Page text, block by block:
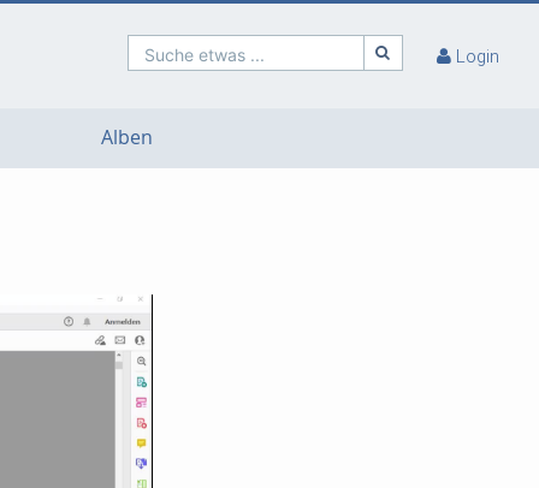
Suche etwas ... Login
Alben